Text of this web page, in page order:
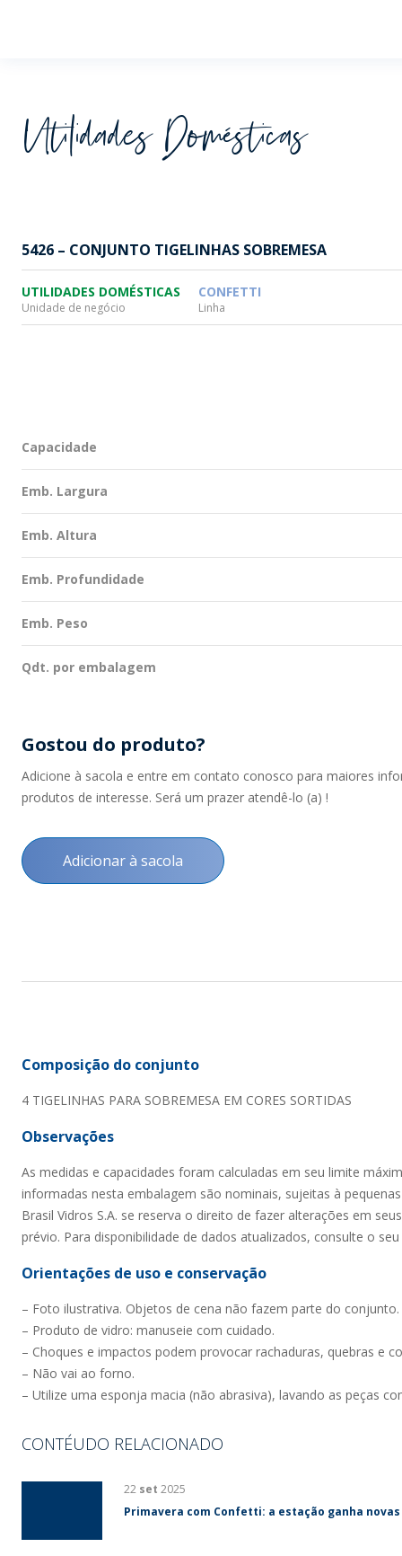
Utilidades Domésticas
5426 – CONJUNTO TIGELINHAS SOBREMESA
UTILIDADES DOMÉSTICAS
Unidade de negócio
CONFETTI
Linha
Capacidade
Emb. Largura
Emb. Altura
Emb. Profundidade
Emb. Peso
Qdt. por embalagem
Gostou do produto?
Adicione à sacola e entre em contato conosco para maiores
produtos de interesse. Será um prazer atendê-lo (a) !
Adicionar à sacola
Composição do conjunto
4 TIGELINHAS PARA SOBREMESA EM CORES SORTIDAS
Observações
As medidas e capacidades foram calculadas em seu limite
informadas nesta embalagem são nominais, sujeitas à
Brasil Vidros S.A. se reserva o direito de fazer alterações em
prévio. Para disponibilidade de dados atualizados, consulte o
Orientações de uso e conservação
– Foto ilustrativa. Objetos de cena não fazem parte do conjunto.
– Produto de vidro: manuseie com cuidado.
– Choques e impactos podem provocar rachaduras, quebras e
– Não vai ao forno.
– Utilize uma esponja macia (não abrasiva), lavando as peças
CONTÉUDO RELACIONADO
22 set 2025
Primavera com Confetti: a estação ganha